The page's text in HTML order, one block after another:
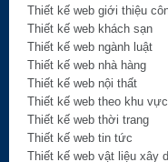
Thiết kế web giới thiệu
Thiết kế web khách sạn
Thiết kế web ngành luật
Thiết kế web nhà hàng
Thiết kế web nội thất
Thiết kế web theo khu vực
Thiết kế web thời trang
Thiết kế web tin tức
Thiết kế web vật liệu xây